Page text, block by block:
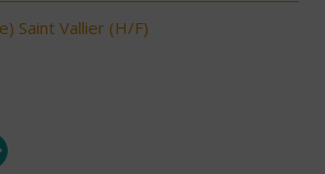
Saint Vallier (H/F)